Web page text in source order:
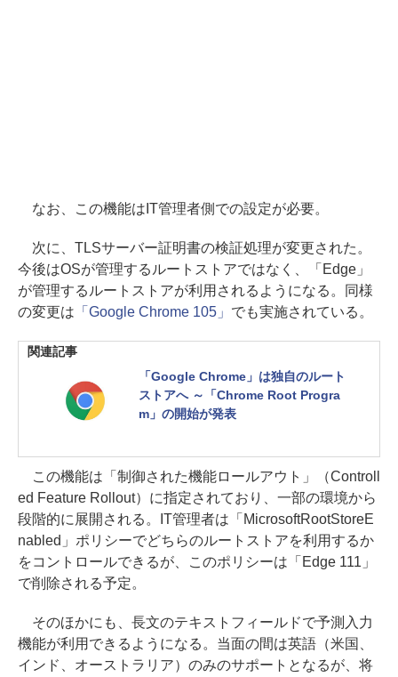
なお、この機能はIT管理者側での設定が必要。
次に、TLSサーバー証明書の検証処理が変更された。
今後はOSが管理するルートストアではなく、「Edge」
が管理するルートストアが利用されるようになる。同様
の変更は 「Google Chrome 105」 でも実施されている。
関連記事
「Google Chrome」は独自のルート
ストアへ ～「Chrome Root Progra
m」の開始が発表
この機能は「制御された機能ロールアウト」（Controll
ed Feature Rollout）に指定されており、一部の環境から
段階的に展開される。IT管理者は「MicrosoftRootStoreE
nabled」ポリシーでどちらのルートストアを利用するか
をコントロールできるが、このポリシーは「Edge 111」
で削除される予定。
そのほかにも、長文のテキストフィールドで予測入力
機能が利用できるようになる。当面の間は英語（米国、
インド、オーストラリア）のみのサポートとなるが、将